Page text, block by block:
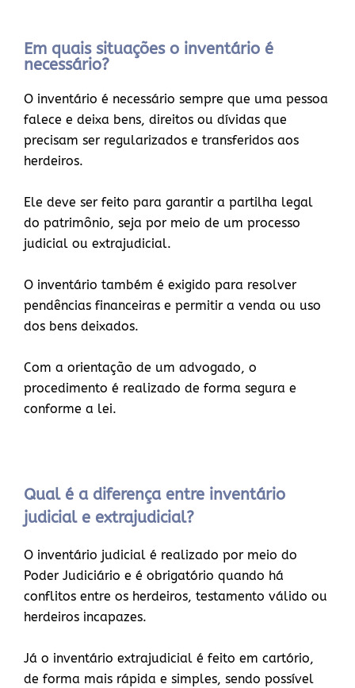
Em quais situações o inventário é
necessário?
O inventário é necessário sempre que uma pessoa
falece e deixa bens, direitos ou dívidas que
precisam ser regularizados e transferidos aos
herdeiros.
Ele deve ser feito para garantir a partilha legal
do patrimônio, seja por meio de um processo
judicial ou extrajudicial.
O inventário também é exigido para resolver
pendências financeiras e permitir a venda ou uso
dos bens deixados.
Com a orientação de um advogado, o
procedimento é realizado de forma segura e
conforme a lei.
Qual é a diferença entre inventário
judicial e extrajudicial?
O inventário judicial é realizado por meio do
Poder Judiciário e é obrigatório quando há
conflitos entre os herdeiros, testamento válido ou
herdeiros incapazes.
Já o inventário extrajudicial é feito em cartório,
de forma mais rápida e simples, sendo possível